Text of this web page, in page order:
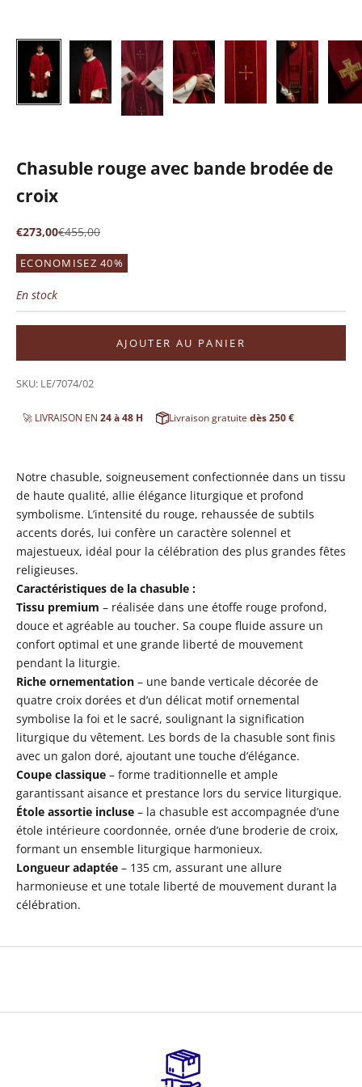
Chasuble rouge avec bande brodée de
croix
Prix de vente
€273,00Prix normal
€455,00
ECONOMISEZ 40%
En stock
AJOUTER AU PANIER
SKU: LE/7074/02
🚀 LIVRAISON EN 24 à 48 H Livraison gratuite dès 250 €
Notre chasuble, soigneusement confectionnée dans un tissu
de haute qualité, allie élégance liturgique et profond
symbolisme. L’intensité du rouge, rehaussée de subtils
accents dorés, lui confère un caractère solennel et
majestueux, idéal pour la célébration des plus grandes fêtes
religieuses.
Caractéristiques de la chasuble :
Tissu premium – réalisée dans une étoffe rouge profond,
douce et agréable au toucher. Sa coupe fluide assure un
confort optimal et une grande liberté de mouvement
pendant la liturgie.
Riche ornementation – une bande verticale décorée de
quatre croix dorées et d’un délicat motif ornemental
symbolise la foi et le sacré, soulignant la signification
liturgique du vêtement. Les bords de la chasuble sont finis
avec un galon doré, ajoutant une touche d’élégance.
Coupe classique – forme traditionnelle et ample
garantissant aisance et prestance lors du service liturgique.
Étole assortie incluse – la chasuble est accompagnée d’une
étole intérieure coordonnée, ornée d’une broderie de croix,
formant un ensemble liturgique harmonieux.
Longueur adaptée – 135 cm, assurant une allure
harmonieuse et une totale liberté de mouvement durant la
célébration.